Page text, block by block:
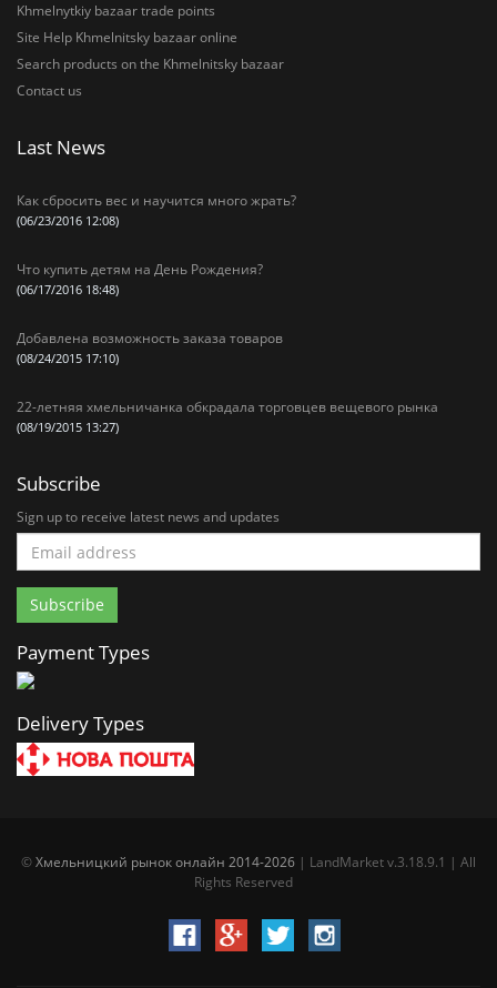
Khmelnytkiy bazaar trade points
Site Help Khmelnitsky bazaar online
Search products on the Khmelnitsky bazaar
Contact us
Last News
Как сбросить вес и научится много жрать?
(06/23/2016 12:08)
Что купить детям на День Рождения?
(06/17/2016 18:48)
Добавлена возможность заказа товаров
(08/24/2015 17:10)
22-летняя хмельничанка обкрадала торговцев вещевого рынка
(08/19/2015 13:27)
Subscribe
Sign up to receive latest news and updates
Payment Types
Delivery Types
©Хмельницкий рынок онлайн 2014-2026 | LandMarket v.3.18.9.1 | All
Rights Reserved